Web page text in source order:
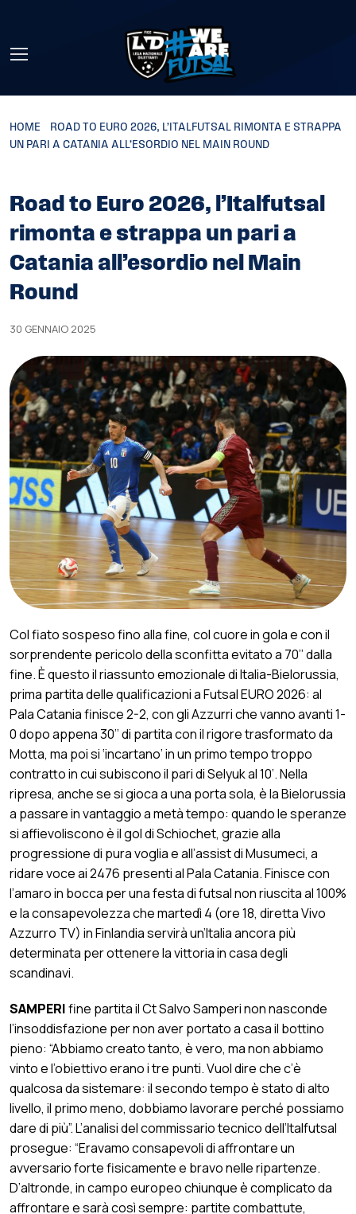
HOME
ROAD TO EURO 2026, L’ITALFUTSAL RIMONTA E STRAPPA
UN PARI A CATANIA ALL’ESORDIO NEL MAIN ROUND
Road to Euro 2026, l’Italfutsal
rimonta e strappa un pari a
Catania all’esordio nel Main
Round
30 GENNAIO 2025
Col fiato sospeso fino alla fine, col cuore in gola e con il
sorprendente pericolo della sconfitta evitato a 70’’ dalla
fine. È questo il riassunto emozionale di Italia-Bielorussia,
prima partita delle qualificazioni a Futsal EURO 2026: al
Pala Catania finisce 2-2, con gli Azzurri che vanno avanti 1-
0 dopo appena 30’’ di partita con il rigore trasformato da
Motta, ma poi si ‘incartano’ in un primo tempo troppo
contratto in cui subiscono il pari di Selyuk al 10’. Nella
ripresa, anche se si gioca a una porta sola, è la Bielorussia
a passare in vantaggio a metà tempo: quando le speranze
si affievoliscono è il gol di Schiochet, grazie alla
progressione di pura voglia e all’assist di Musumeci, a
ridare voce ai 2476 presenti al Pala Catania. Finisce con
l’amaro in bocca per una festa di futsal non riuscita al 100%
e la consapevolezza che martedì 4 (ore 18, diretta Vivo
Azzurro TV) in Finlandia servirà un’Italia ancora più
determinata per ottenere la vittoria in casa degli
scandinavi.
SAMPERIfine partita il Ct Salvo Samperi non nasconde
l’insoddisfazione per non aver portato a casa il bottino
pieno: “Abbiamo creato tanto, è vero, ma non abbiamo
vinto e l’obiettivo erano i tre punti. Vuol dire che c’è
qualcosa da sistemare: il secondo tempo è stato di alto
livello, il primo meno, dobbiamo lavorare perché possiamo
dare di più”. L’analisi del commissario tecnico dell’Italfutsal
prosegue: “Eravamo consapevoli di affrontare un
avversario forte fisicamente e bravo nelle ripartenze.
D’altronde, in campo europeo chiunque è complicato da
affrontare e sarà così sempre: partite combattute,